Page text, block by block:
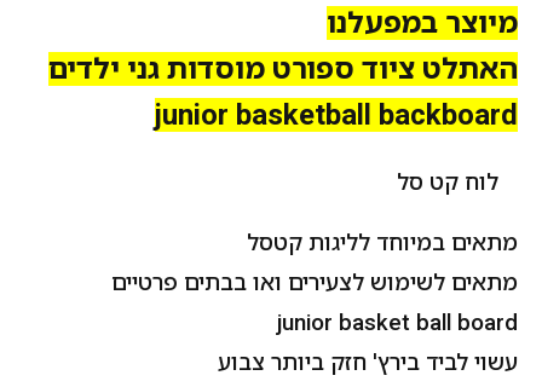
מיוצר במפעלנו
האתלט ציוד ספורט מוסדות גני ילדים
junior basketball backboard
לוח קט סל
מתאים במיוחד לליגות קטסל
מתאים לשימוש לצעירים ואו בבתים פרטיים
junior basket ball board
עשוי לביד בירץ' חזק ביותר צבוע